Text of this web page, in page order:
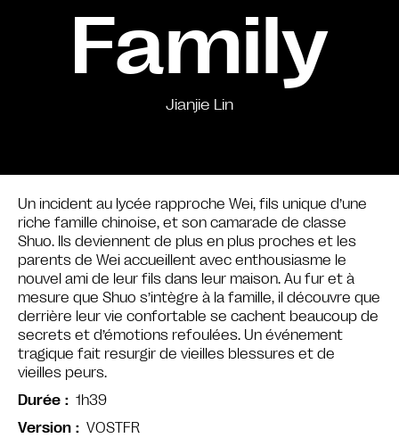
Family
Jianjie Lin
Un incident au lycée rapproche Wei, fils unique d’une
riche famille chinoise, et son camarade de classe
Shuo. Ils deviennent de plus en plus proches et les
parents de Wei accueillent avec enthousiasme le
nouvel ami de leur fils dans leur maison. Au fur et à
mesure que Shuo s’intègre à la famille, il découvre que
derrière leur vie confortable se cachent beaucoup de
secrets et d’émotions refoulées. Un événement
tragique fait resurgir de vieilles blessures et de
vieilles peurs.
Durée
1h39
Version
VOSTFR